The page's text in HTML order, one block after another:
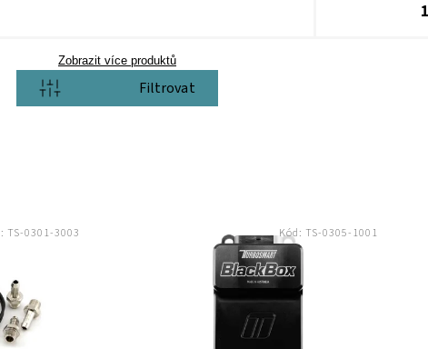
Zobrazit více produktů
TS-0301-3003 Kód: TS-0305-1001